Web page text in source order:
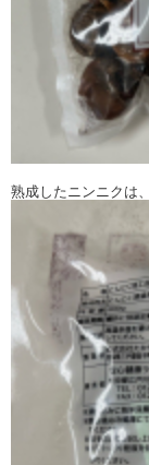
熟成したニンニクは